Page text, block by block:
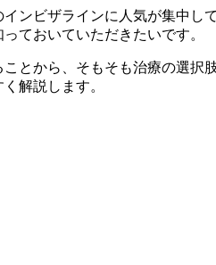
ンビザラインに人気が集中
ておいていただきたいです。
とから、そもそも治療の選
解説します。